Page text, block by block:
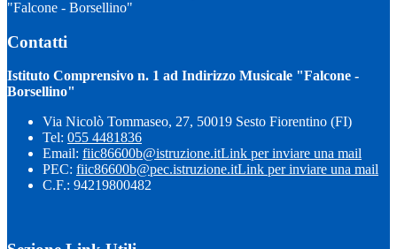
"Falcone - Borsellino"
Contatti
Istituto Comprensivo n. 1 ad Indirizzo Musicale "Falcone -
Borsellino"
Via Nicolò Tommaseo, 27, 50019 Sesto Fiorentino (FI)
Tel: 055 4481836
Email: fiic86600b@istruzione.itLink per inviare una mail
PEC: fiic86600b@pec.istruzione.itLink per inviare una mail
C.F.: 94219800482